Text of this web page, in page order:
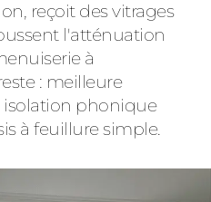
reçoit des vitrages
l'atténuation
à
: meilleure
isolation phonique
à feuillure simple.